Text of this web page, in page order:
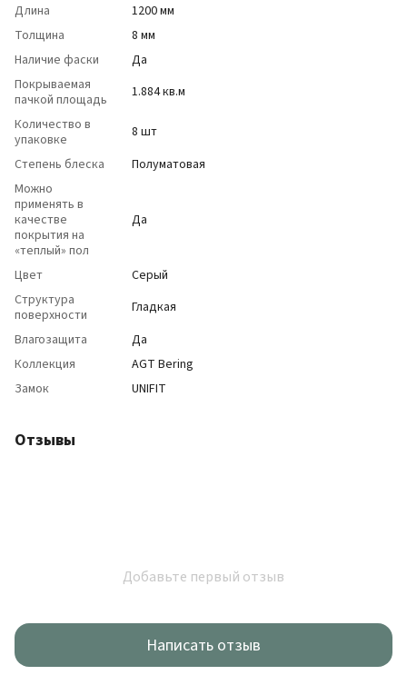
Длина
1200 мм
Толщина
8 мм
Наличие фаски
Да
Покрываемая
пачкой площадь
1.884 кв.м
Количество в
упаковке
8 шт
Степень блеска
Полуматовая
Можно
применять в
качестве
покрытия на
«теплый» пол
Да
Цвет
Серый
Структура
поверхности
Гладкая
Влагозащита
Да
Коллекция
AGT Bering
Замок
UNIFIT
Отзывы
Добавьте первый отзыв
Написать отзыв